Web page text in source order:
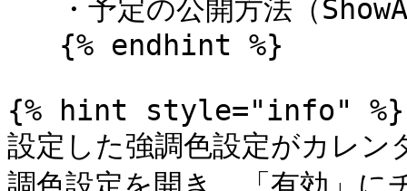
{% hint style="info" %}
設定した強調色設定がカレン